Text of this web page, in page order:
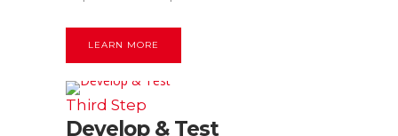
LEARN MORE
Third Step
Develop & Test